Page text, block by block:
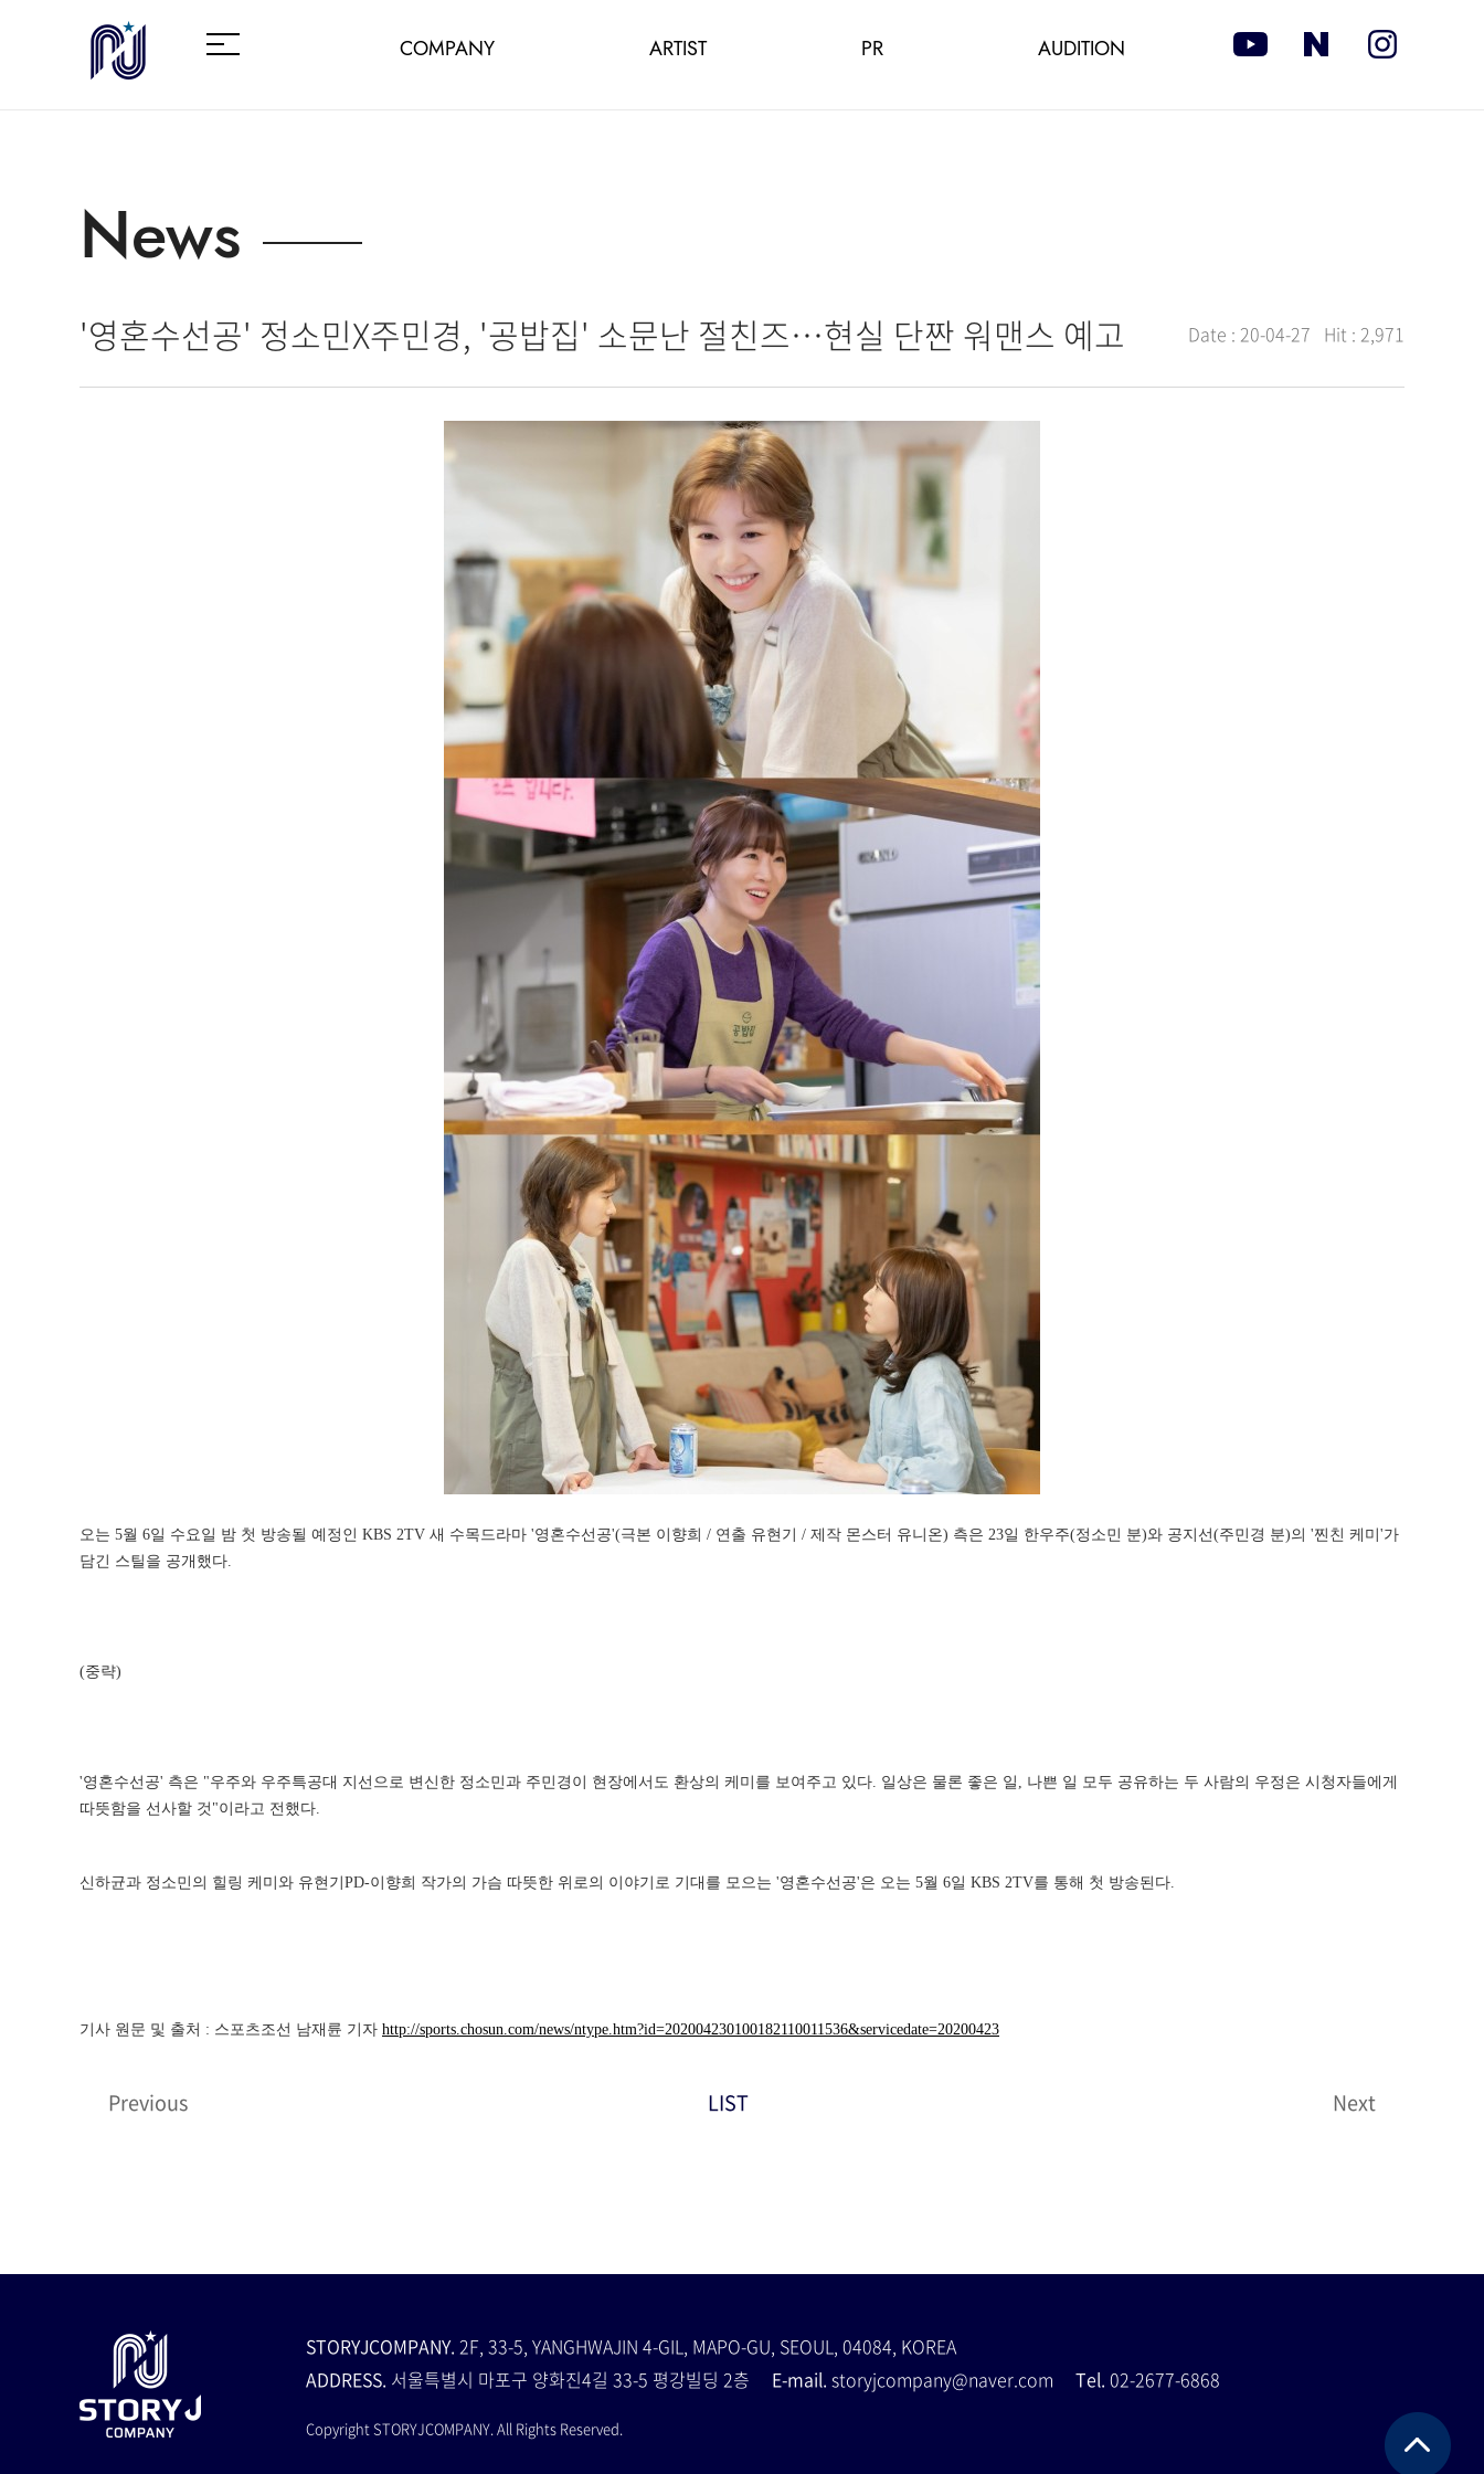
COMPANY ARTIST PR AUDITION
News
'영혼수선공' 정소민X주민경, '공밥집' 소문난 절친즈…현실 단짠 워맨스 예고 Date : 20-04-27 Hit : 2,971
오는 5월 6일 수요일 밤 첫 방송될 예정인 KBS 2TV 새 수목드라마 '영혼수선공'(극본 이향희 / 연출 유현기 / 제작 몬스터 유니온) 측은 23일 한우주(정소민 분)와 공지선(주민경 분)의 '찐친 케미'가
담긴 스틸을 공개했다.
(중략)
'영혼수선공' 측은 "우주와 우주특공대 지선으로 변신한 정소민과 주민경이 현장에서도 환상의 케미를 보여주고 있다. 일상은 물론 좋은 일, 나쁜 일 모두 공유하는 두 사람의 우정은 시청자들에게
따뜻함을 선사할 것"이라고 전했다.
신하균과 정소민의 힐링 케미와 유현기PD-이향희 작가의 가슴 따뜻한 위로의 이야기로 기대를 모으는 '영혼수선공'은 오는 5월 6일 KBS 2TV를 통해 첫 방송된다.
기사 원문 및 출처 : 스포츠조선 남재륜 기자 http://sports.chosun.com/news/ntype.htm?id=202004230100182110011536&servicedate=20200423
Previous LIST Next
STORYJCOMPANY. 2F, 33-5, YANGHWAJIN 4-GIL, MAPO-GU, SEOUL, 04084, KOREA
ADDRESS. 서울특별시 마포구 양화진4길 33-5 평강빌딩 2층 E-mail. storyjcompany@naver.com Tel. 02-2677-6868
Copyright STORYJCOMPANY. All Rights Reserved.